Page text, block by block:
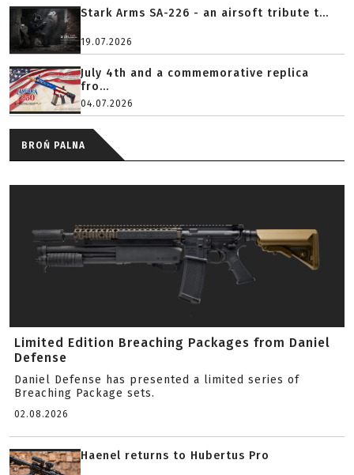
Stark Arms SA-226 - an airsoft tribute t...
19.07.2026
July 4th and a commemorative replica
fro...
04.07.2026
BROŃ PALNA
Limited Edition Breaching Packages from Daniel
Defense
Daniel Defense has presented a limited series of
Breaching Package sets.
02.08.2026
Haenel returns to Hubertus Pro